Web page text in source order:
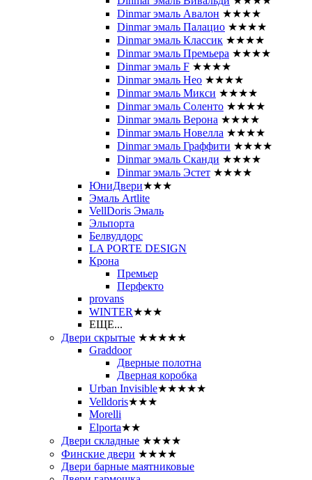
Dinmar эмаль Авалон ★★★★
Dinmar эмаль Палацио ★★★★
Dinmar эмаль Классик ★★★★
Dinmar эмаль Премьера ★★★★
Dinmar эмаль F ★★★★
Dinmar эмаль Нео ★★★★
Dinmar эмаль Микси ★★★★
Dinmar эмаль Соленто ★★★★
Dinmar эмаль Верона ★★★★
Dinmar эмаль Новелла ★★★★
Dinmar эмаль Граффити ★★★★
Dinmar эмаль Сканди ★★★★
Dinmar эмаль Эстет ★★★★
ЮниДвери★★★
Эмаль Artlite
VellDoris Эмаль
Эльпорта
Белвуддорс
LA PORTE DESIGN
Крона
Премьер
Перфекто
provans
WINTER★★★
ЕЩЕ...
Двери скрытые ★★★★★
Graddoor
Дверные полотна
Дверная коробка
Urban Invisible★★★★★
Velldoris★★★
Morelli
Elporta★★
Двери складные ★★★★
Финские двери ★★★★
Двери барные маятниковые